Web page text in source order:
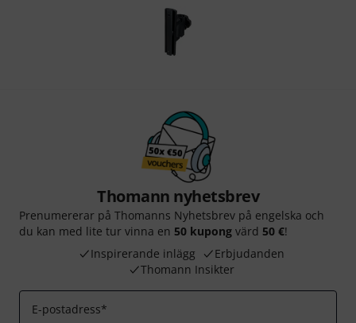
Thomann nyhetsbrev
Prenumererar på Thomanns Nyhetsbrev på engelska och
du kan med lite tur vinna en 50 kupong värd 50 €!
Inspirerande inlägg
Erbjudanden
Thomann Insikter
E-postadress*